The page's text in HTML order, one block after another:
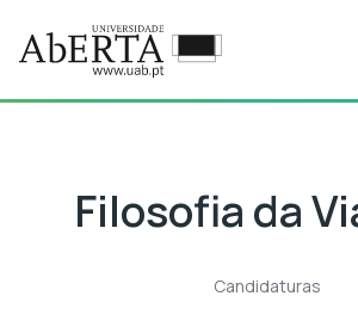
Ir para o conteúdo principal
Filosofia da
Candidaturas